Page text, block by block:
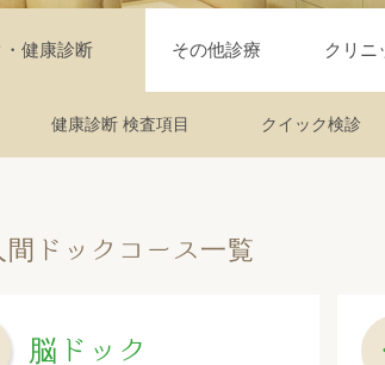
・健康診断 その他診療 クリニ
健康診断 検査項目 クイック検診
間ドックコース一覧
脳ドック